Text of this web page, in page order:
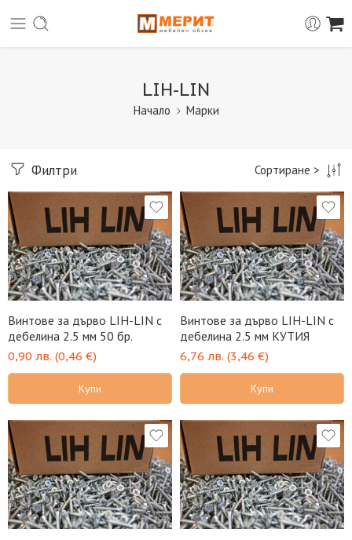
LIH-LIN
Начало Марки
Филтри Сортиране >
Винтове за дърво LIH-LIN с
дебелина 2.5 мм 50 бр.
0,90 лв. (0,46 €)
Купи
Винтове за дърво LIH-LIN с
дебелина 2.5 мм КУТИЯ
6,76 лв. (3,46 €)
Купи